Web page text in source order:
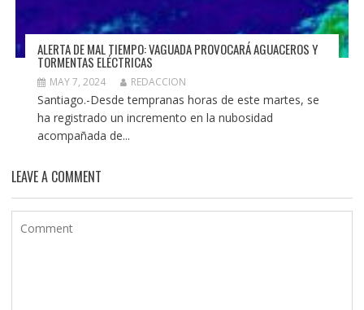
ALERTA DE MAL TIEMPO: VAGUADA PROVOCARÁ AGUACEROS Y
TORMENTAS ELÉCTRICAS
MAY 7, 2024 REDACCION
Santiago.-Desde tempranas horas de este martes, se
ha registrado un incremento en la nubosidad
acompañada de...
LEAVE A COMMENT